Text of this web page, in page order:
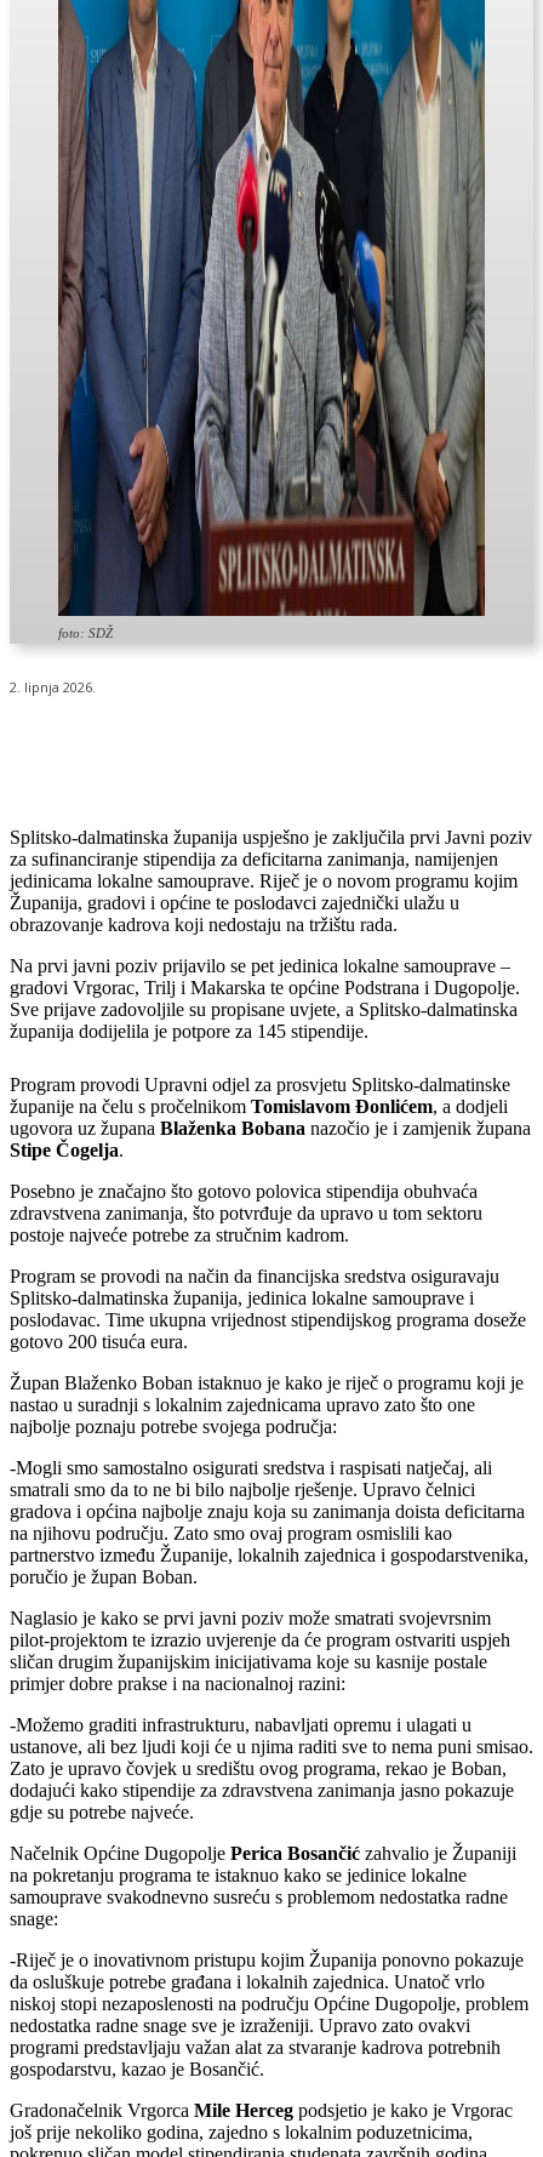
foto: SDŽ
2. lipnja 2026.
Splitsko-dalmatinska županija uspješno je zaključila prvi Javni poziv
za sufinanciranje stipendija za deficitarna zanimanja, namijenjen
jedinicama lokalne samouprave. Riječ je o novom programu kojim
Županija, gradovi i općine te poslodavci zajednički ulažu u
obrazovanje kadrova koji nedostaju na tržištu rada.
Na prvi javni poziv prijavilo se pet jedinica lokalne samouprave –
gradovi Vrgorac, Trilj i Makarska te općine Podstrana i Dugopolje.
Sve prijave zadovoljile su propisane uvjete, a Splitsko-dalmatinska
županija dodijelila je potpore za 145 stipendije.
Program provodi Upravni odjel za prosvjetu Splitsko-dalmatinske
županije na čelu s pročelnikom Tomislavom Đonlićem, a dodjeli
ugovora uz župana Blaženka Bobana nazočio je i zamjenik župana
Stipe Čogelja.
Posebno je značajno što gotovo polovica stipendija obuhvaća
zdravstvena zanimanja, što potvrđuje da upravo u tom sektoru
postoje najveće potrebe za stručnim kadrom.
Program se provodi na način da financijska sredstva osiguravaju
Splitsko-dalmatinska županija, jedinica lokalne samouprave i
poslodavac. Time ukupna vrijednost stipendijskog programa doseže
gotovo 200 tisuća eura.
Župan Blaženko Boban istaknuo je kako je riječ o programu koji je
nastao u suradnji s lokalnim zajednicama upravo zato što one
najbolje poznaju potrebe svojega područja:
-Mogli smo samostalno osigurati sredstva i raspisati natječaj, ali
smatrali smo da to ne bi bilo najbolje rješenje. Upravo čelnici
gradova i općina najbolje znaju koja su zanimanja doista deficitarna
na njihovu području. Zato smo ovaj program osmislili kao
partnerstvo između Županije, lokalnih zajednica i gospodarstvenika,
poručio je župan Boban.
Naglasio je kako se prvi javni poziv može smatrati svojevrsnim
pilot-projektom te izrazio uvjerenje da će program ostvariti uspjeh
sličan drugim županijskim inicijativama koje su kasnije postale
primjer dobre prakse i na nacionalnoj razini:
-Možemo graditi infrastrukturu, nabavljati opremu i ulagati u
ustanove, ali bez ljudi koji će u njima raditi sve to nema puni smisao.
Zato je upravo čovjek u središtu ovog programa, rekao je Boban,
dodajući kako stipendije za zdravstvena zanimanja jasno pokazuje
gdje su potrebe najveće.
Načelnik Općine Dugopolje Perica Bosančić zahvalio je Županiji
na pokretanju programa te istaknuo kako se jedinice lokalne
samouprave svakodnevno susreću s problemom nedostatka radne
snage:
-Riječ je o inovativnom pristupu kojim Županija ponovno pokazuje
da osluškuje potrebe građana i lokalnih zajednica. Unatoč vrlo
niskoj stopi nezaposlenosti na području Općine Dugopolje, problem
nedostatka radne snage sve je izraženiji. Upravo zato ovakvi
programi predstavljaju važan alat za stvaranje kadrova potrebnih
gospodarstvu, kazao je Bosančić.
Gradonačelnik Vrgorca Mile Herceg podsjetio je kako je Vrgorac
još prije nekoliko godina, zajedno s lokalnim poduzetnicima,